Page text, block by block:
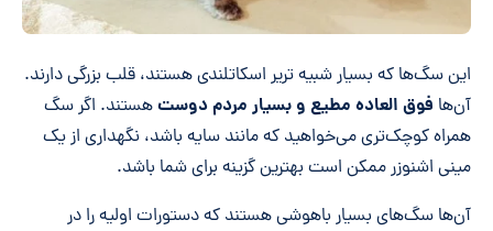
این سگ‌ها که بسیار شبیه تریر اسکاتلندی هستند، قلب بزرگی دارند.
آن‌ها فوق العاده مطیع و بسیار مردم دوستهستند. اگر سگ
همراه کوچک‌تری می‌خواهید که مانند سایه باشد، نگهداری از یک
مینی اشنوزر ممکن است بهترین گزینه برای شما باشد.
آن‌ها سگ‌های بسیار باهوشی هستند که دستورات اولیه را در